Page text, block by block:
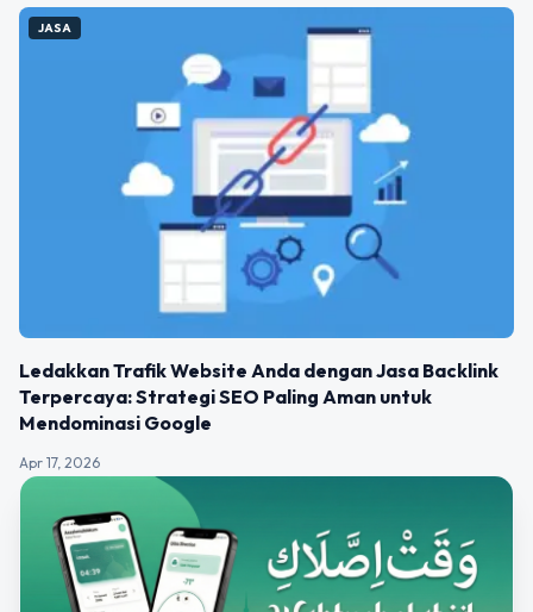
JASA
Ledakkan Trafik Website Anda dengan Jasa Backlink
Terpercaya: Strategi SEO Paling Aman untuk
Mendominasi Google
Apr 17, 2026